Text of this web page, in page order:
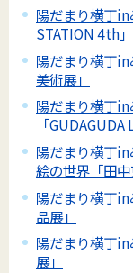
陽だまり横丁
STATION 4th」
陽だまり横丁
美術展」
陽だまり横丁
「
陽だまり横丁
絵の世界「田
陽だまり横丁
品展」
陽だまり横丁
展」